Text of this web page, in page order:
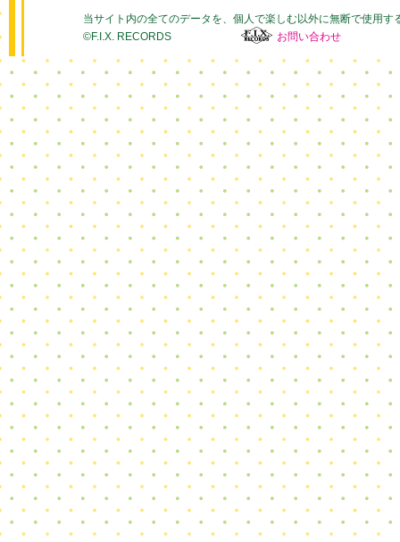
当サイト内の全てのデータを、個人で楽しむ以外に無断で使用す
©F.I.X. RECORDS
お問い合わせ